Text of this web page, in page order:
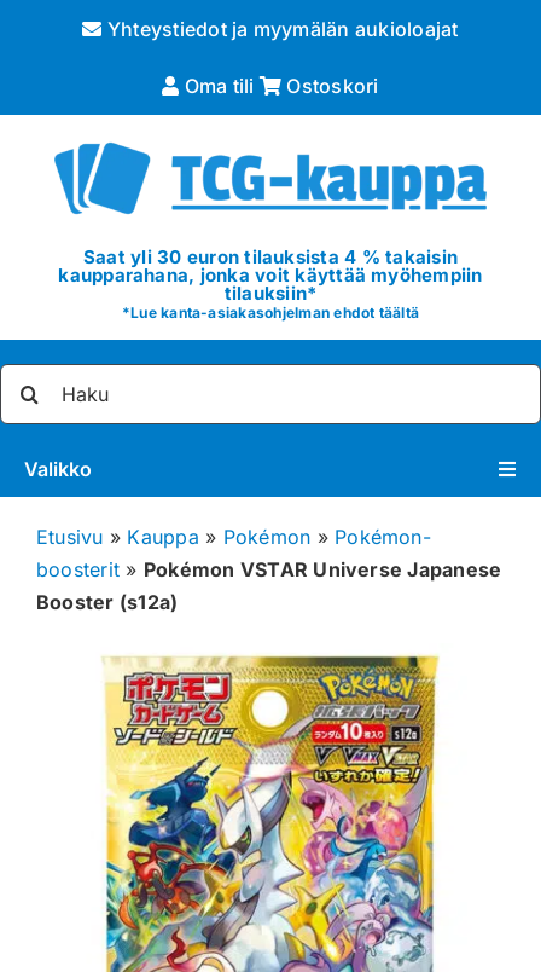
Yhteystiedot ja myymälän aukioloajat
Oma tili Ostoskori
Saat yli 30 euron tilauksista 4 % takaisin
kaupparahana, jonka voit käyttää myöhempiin
tilauksiin*
*Lue kanta-asiakasohjelman ehdot täältä
Valikko
Pokémon
Blind Boksit
Greidatut kortit
Irtokortit
Rip & Ship
Etusivu » Kauppa » Pokémon » Pokémon-
boosterit » Pokémon VSTAR Universe Japanese
Booster (s12a)